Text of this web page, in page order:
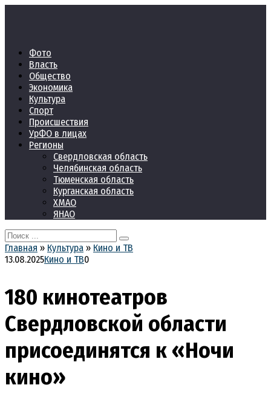
Фото
Власть
Общество
Экономика
Культура
Спорт
Происшествия
УрФО в лицах
Регионы
Свердловская область
Челябинская область
Тюменская область
Курганская область
ХМАО
ЯНАО
Search
for:
Главная » Культура » Кино и ТВ
13.08.2025Кино и ТВ0
180 кинотеатров
Свердловской области
присоединятся к «Ночи
кино»